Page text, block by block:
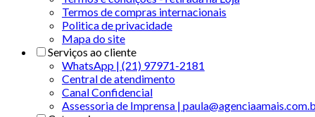
Termos de compras internacionais
Politica de privacidade
Mapa do site
Serviços ao cliente
WhatsApp | (21) 97971-2181
Central de atendimento
Canal Confidencial
Assessoria de Imprensa |